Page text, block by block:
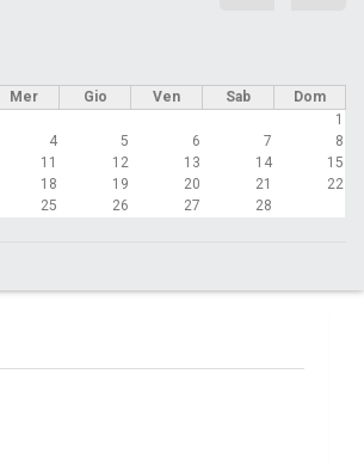
Mer Gio Ven Sab
Dom
1
4 5 6 7
8
11 12 13 14
15
18 19 20 21
22
25 26 27 28